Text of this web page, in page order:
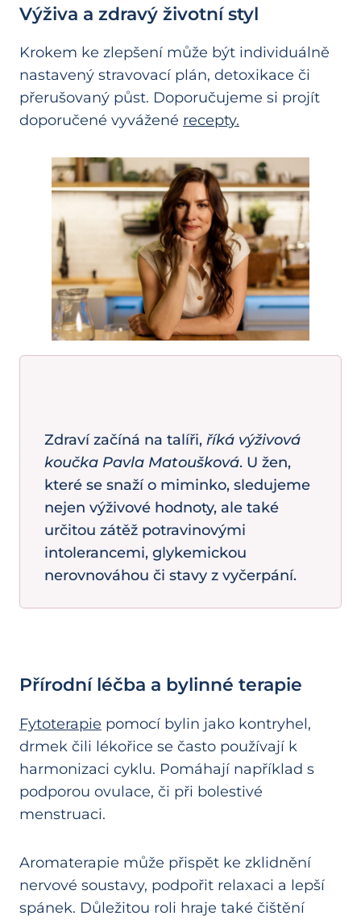
Výživa a zdravý životní styl
Krokem ke zlepšení může být individuálně
nastavený stravovací plán, detoxikace či
přerušovaný půst. Doporučujeme si projít
doporučené vyvážené recepty.
Zdraví začíná na talíři, říká výživová
koučka Pavla Matoušková. U žen,
které se snaží o miminko, sledujeme
nejen výživové hodnoty, ale také
určitou zátěž potravinovými
intolerancemi, glykemickou
nerovnováhou či stavy z vyčerpání.
Přírodní léčba a bylinné terapie
Fytoterapie pomocí bylin jako kontryhel,
drmek čili lékořice se často používají k
harmonizaci cyklu. Pomáhají například s
podporou ovulace, či při bolestivé
menstruaci.
Aromaterapie může přispět ke zklidnění
nervové soustavy, podpořit relaxaci a lepší
spánek. Důležitou roli hraje také čištění